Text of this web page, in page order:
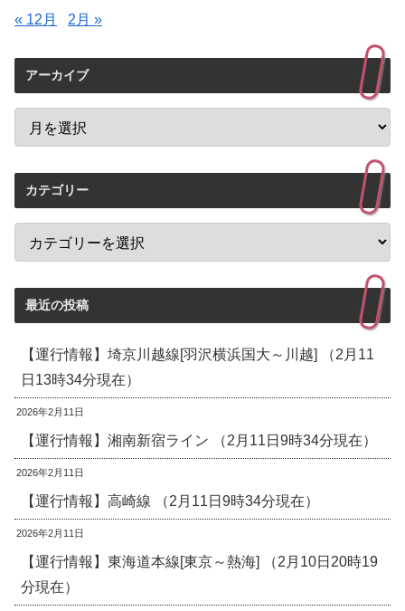
« 12月 2月 »
アーカイブ
カテゴリー
最近の投稿
【運行情報】埼京川越線[羽沢横浜国大～川越] （2月11
日13時34分現在）
2026年2月11日
【運行情報】湘南新宿ライン （2月11日9時34分現在）
2026年2月11日
【運行情報】高崎線 （2月11日9時34分現在）
2026年2月11日
【運行情報】東海道本線[東京～熱海] （2月10日20時19
分現在）